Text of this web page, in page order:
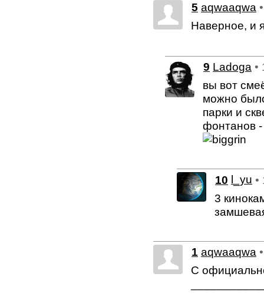
5 aqwaaqwa
Наверное, и
9 Ladoga •
вы вот
можно
парки и
фонтанов -
10 l_yu •
3
1 aqwaaqwa
С